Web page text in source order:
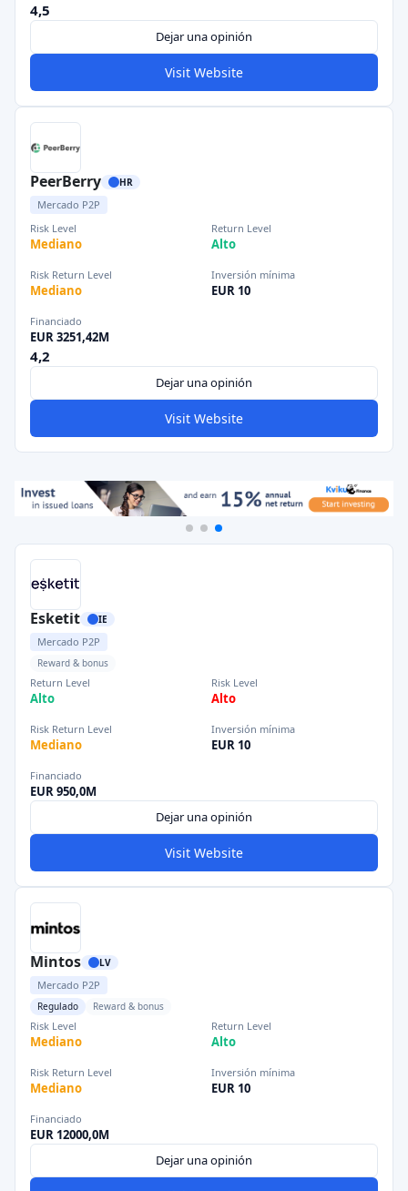
4,5
Dejar una opinión
Visit Website
PeerBerry HR
Mercado P2P
Risk Level
Mediano
Return Level
Alto
Risk Return Level
Mediano
Inversión mínima
EUR 10
Financiado
EUR 3251,42M
4,2
Dejar una opinión
Visit Website
Esketit IE
Mercado P2P
Reward & bonus
Return Level
Alto
Risk Level
Alto
Risk Return Level
Mediano
Inversión mínima
EUR 10
Financiado
EUR 950,0M
Dejar una opinión
Visit Website
Mintos LV
Mercado P2P
Regulado Reward & bonus
Risk Level
Mediano
Return Level
Alto
Risk Return Level
Mediano
Inversión mínima
EUR 10
Financiado
EUR 12000,0M
Dejar una opinión